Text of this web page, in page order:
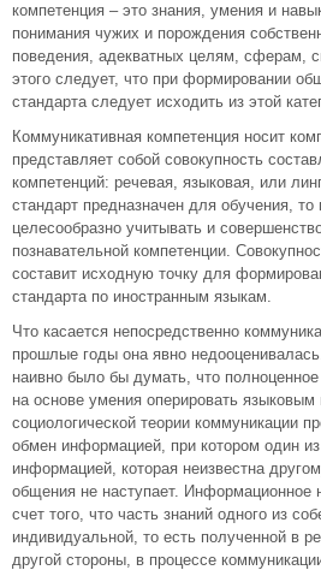
компетенция – это знания, умения и
понимания чужих и порождения
поведения, адекватных целям, сферам,
этого следует, что при формировании
стандарта следует исходить из этой
Коммуникативная компетенция носит
представляет собой совокупность
компетенций: речевая, языковая, или
стандарт предназначен для обучения,
целесообразно учитывать и
познавательной компетенции.
составит исходную точку для
стандарта по иностранным языкам.
Что касается непосредственно
прошлые годы она явно
наивно было бы думать, что
на основе умения оперировать
социологической теории коммуникации
обмен информацией, при котором один
информацией, которая неизвестна
общения не наступает. Информационное
счет того, что часть знаний одного из
индивидуальной, то есть полученной в
другой стороны, в процессе